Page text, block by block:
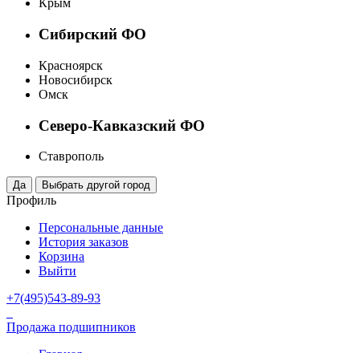
Крым
Сибирский ФО
Красноярск
Новосибирск
Омск
Северо-Кавказский ФО
Ставрополь
Профиль
Персональные данные
История заказов
Корзина
Выйти
+7(495)543-89-93
Продажа подшипников